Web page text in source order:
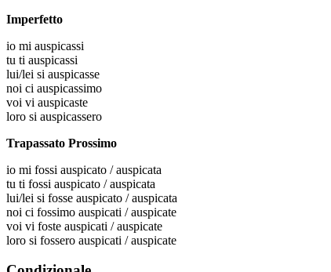
Imperfetto
io mi auspicassi
tu ti auspicassi
lui/lei si auspicasse
noi ci auspicassimo
voi vi auspicaste
loro si auspicassero
Trapassato Prossimo
io mi fossi auspicato / auspicata
tu ti fossi auspicato / auspicata
lui/lei si fosse auspicato / auspicata
noi ci fossimo auspicati / auspicate
voi vi foste auspicati / auspicate
loro si fossero auspicati / auspicate